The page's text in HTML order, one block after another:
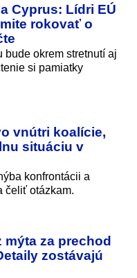
Cyprus: Lídri EÚ
rokovať o
bude okrem stretnutí aj
si pamiatky
vnútri koalície,
situáciu v
konfrontácii a
čeliť otázkam.
mýta za prechod
zostávajú